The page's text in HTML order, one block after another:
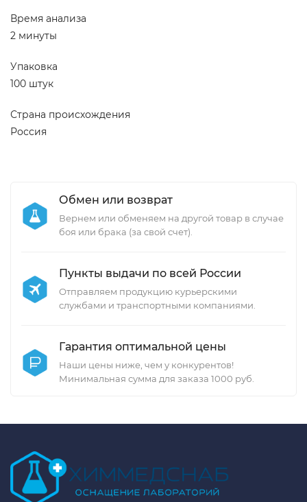
Время анализа
2 минуты
Упаковка
100 штук
Страна происхождения
Россия
Обмен или возврат
Вернем или обменяем на другой товар в случае
боя или брака (за свой счет).
Пункты выдачи по всей России
Отправляем продукцию курьерскими
службами и транспортными компаниями.
Гарантия оптимальной цены
Наши цены ниже, чем у конкурентов!
Минимальная сумма для заказа 1000 руб.